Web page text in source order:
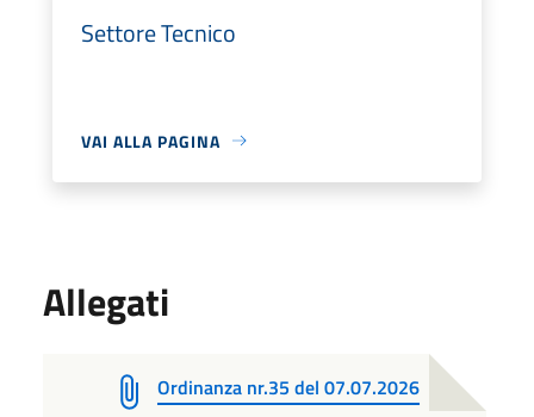
Settore Tecnico
VAI ALLA PAGINA
Allegati
Ordinanza nr.35 del 07.07.2026